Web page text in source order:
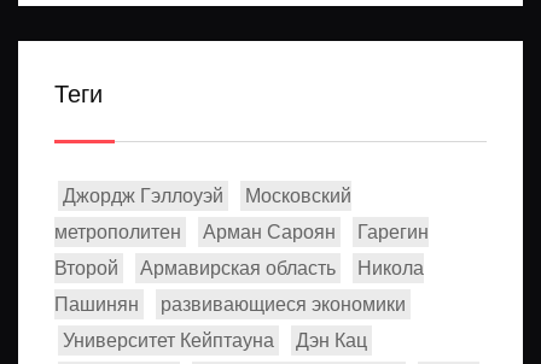
Теги
Джордж Гэллоуэй
Московский
метрополитен
Арман Сароян
Гарегин
Второй
Армавирская область
Никола
Пашинян
развивающиеся экономики
Университет Кейптауна
Дэн Кац